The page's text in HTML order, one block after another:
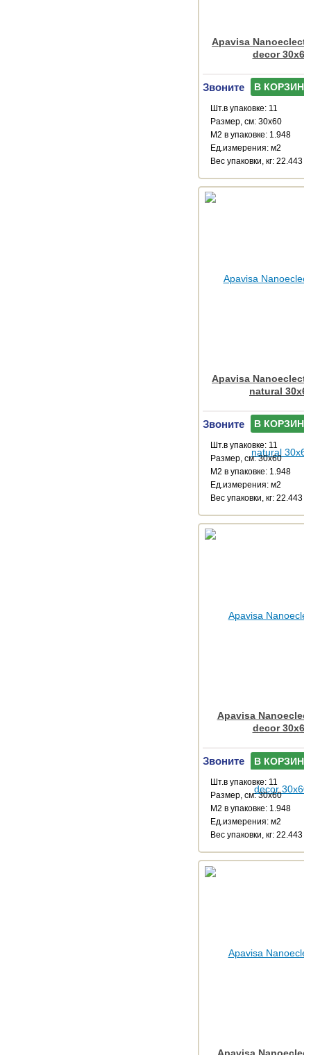
Apavisa
decor 30x60
Звоните В КОРЗИНУ
Шт.в упаковке: 11
Размер, см: 30x60
М2 в упаковке: 1.948
Ед.измерения: м2
Веc упаковки, кг: 22.443
Apavisa
natural
Звоните В КОРЗИНУ
Шт.в упаковке: 11
Размер, см: 30x60
М2 в упаковке: 1.948
Ед.измерения: м2
Веc упаковки, кг: 22.443
Apavisa
decor 30x60
Звоните В КОРЗИНУ
Шт.в упаковке: 11
Размер, см: 30x60
М2 в упаковке: 1.948
Ед.измерения: м2
Веc упаковки, кг: 22.443
Apavisa